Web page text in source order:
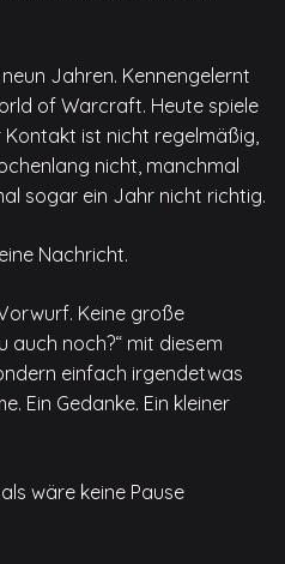
Jahren. Kennengelernt
of Warcraft. Heute spiele
ist nicht regelmäßig,
nicht, manchmal
sogar ein Jahr nicht richtig.
Nachricht.
Keine große
auch noch?“ mit diesem
einfach irgendetwas
Ein Gedanke. Ein kleiner
wäre keine Pause